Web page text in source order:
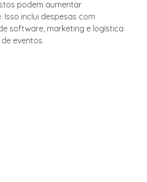
podem aumentar
Isso inclui despesas com
software, marketing e logística
eventos.